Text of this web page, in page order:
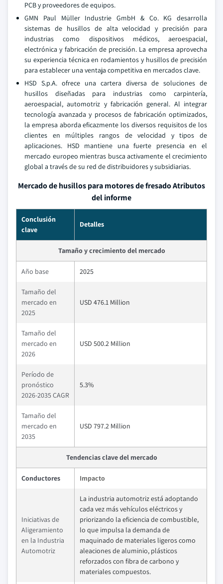
PCB y proveedores de equipos.
GMN Paul Müller Industrie GmbH & Co. KG desarrolla
sistemas de husillos de alta velocidad y precisión para
industrias como dispositivos médicos, aeroespacial,
electrónica y fabricación de precisión. La empresa aprovecha
su experiencia técnica en rodamientos y husillos de precisión
para establecer una ventaja competitiva en mercados clave.
HSD S.p.A. ofrece una cartera diversa de soluciones de
husillos diseñadas para industrias como carpintería,
aeroespacial, automotriz y fabricación general. Al integrar
tecnología avanzada y procesos de fabricación optimizados,
la empresa aborda eficazmente los diversos requisitos de los
clientes en múltiples rangos de velocidad y tipos de
aplicaciones. HSD mantiene una fuerte presencia en el
mercado europeo mientras busca activamente el crecimiento
global a través de su red de distribuidores y subsidiarias.
Mercado de husillos para motores de fresado Atributos
del informe
Conclusión
clave
Detalles
Tamaño y crecimiento del mercado
Año base 2025
Tamaño del
mercado en
2025
USD 476.1 Million
Tamaño del
mercado en
2026
USD 500.2 Million
Período de
pronóstico
2026-2035 CAGR
5.3%
Tamaño del
mercado en
2035
USD 797.2 Million
Tendencias clave del mercado
Conductores Impacto
Iniciativas de
Aligeramiento
en la Industria
Automotriz
La industria automotriz está adoptando
cada vez más vehículos eléctricos y
priorizando la eficiencia de combustible,
lo que impulsa la demanda de
maquinado de materiales ligeros como
aleaciones de aluminio, plásticos
reforzados con fibra de carbono y
materiales compuestos.